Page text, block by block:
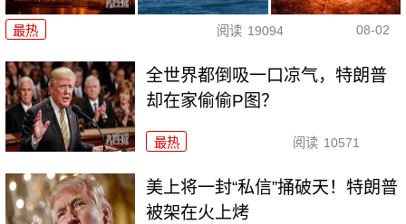
最热 阅读 19094 08-02
全世界都倒吸一口凉气，特朗普
却在家偷偷P图？
最热 阅读 10571
美上将一封“私信”捅破天！特朗普
被架在火上烤